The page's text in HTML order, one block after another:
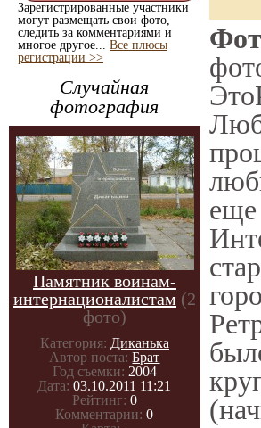
Зарегистрированные участники
могут размещать свои фото,
следить за комментариями и
многое другое... Все плюсы
регистрации >>
Случайная
фотография
Памятник воинам-
интернационалистам (2
фото)
Категория: Диканька
Автор поста: Брат
Год съемки: 2004
Дата: 03.10.2011 11:21
Рейтинг: 0
Комментарии: 0
еще